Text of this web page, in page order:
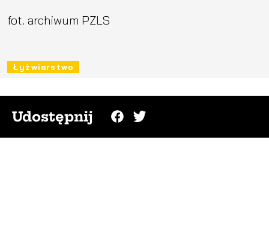
fot. archiwum PZLS
Łyżwiarstwo
Udostępnij